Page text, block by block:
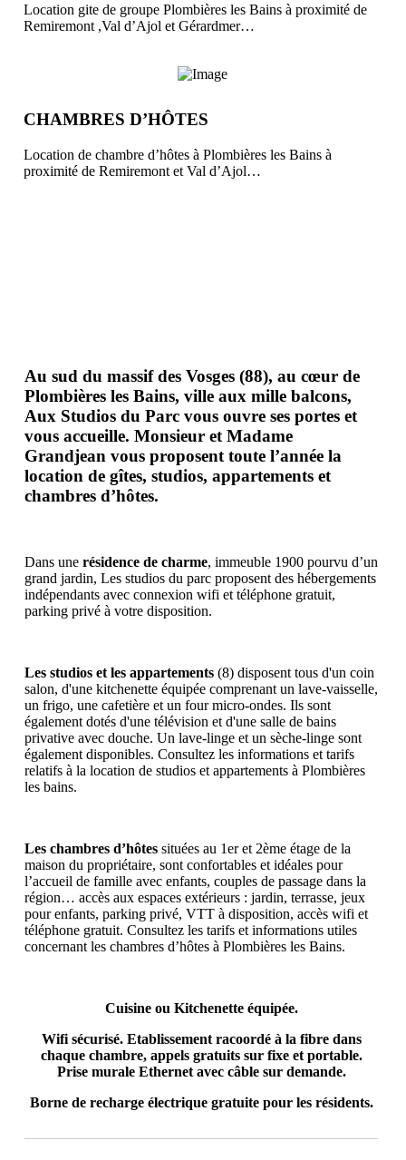
Location gite de groupe Plombières les Bains à proximité de
Remiremont ,Val d’Ajol et Gérardmer…
CHAMBRES D’HÔTES
Location de chambre d’hôtes à Plombières les Bains à
proximité de Remiremont et Val d’Ajol…
Au sud du massif des Vosges (88), au cœur de
Plombières les Bains, ville aux mille balcons,
Aux Studios du Parc vous ouvre ses portes et
vous accueille. Monsieur et Madame
Grandjean vous proposent toute l’année la
location de gîtes, studios, appartements et
chambres d’hôtes.
Dans une résidence de charme, immeuble 1900 pourvu d’un
grand jardin, Les studios du parc proposent des hébergements
indépendants avec connexion wifi et téléphone gratuit,
parking privé à votre disposition.
Les studios et les appartements (8) disposent tous d'un coin
salon, d'une kitchenette équipée comprenant un lave-vaisselle,
un frigo, une cafetière et un four micro-ondes. Ils sont
également dotés d'une télévision et d'une salle de bains
privative avec douche. Un lave-linge et un sèche-linge sont
également disponibles. Consultez les informations et tarifs
relatifs à la location de studios et appartements à Plombières
les bains.
Les chambres d’hôtes situées au 1er et 2ème étage de la
maison du propriétaire, sont confortables et idéales pour
l’accueil de famille avec enfants, couples de passage dans la
région… accès aux espaces extérieurs : jardin, terrasse, jeux
pour enfants, parking privé, VTT à disposition, accès wifi et
téléphone gratuit. Consultez les tarifs et informations utiles
concernant les chambres d’hôtes à Plombières les Bains.
Cuisine ou Kitchenette équipée.
Wifi sécurisé. Etablissement racoordé à la fibre dans
chaque chambre, appels gratuits sur fixe et portable.
Prise murale Ethernet avec câble sur demande.
Borne de recharge électrique gratuite pour les résidents.